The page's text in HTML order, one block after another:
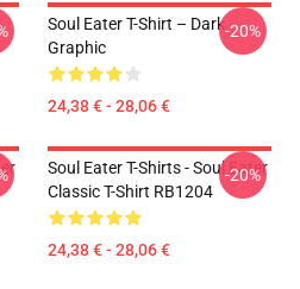
Soul Eater T-Shirt – Dark
Graphic
24,38 € - 28,06 €
-20%
Soul Eater T-Shirts - Soul Eater
Classic T-Shirt RB1204
24,38 € - 28,06 €
-20%